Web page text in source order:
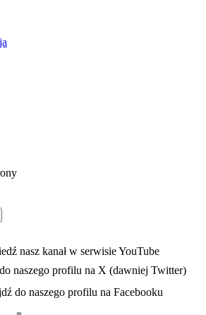
w nowej karcie
się w nowej karcie
nasz kanał w serwisie YouTube
karcie
naszego profilu na X (dawniej Twitter)
otwiera się w nowej karcie
do naszego profilu na Facebooku